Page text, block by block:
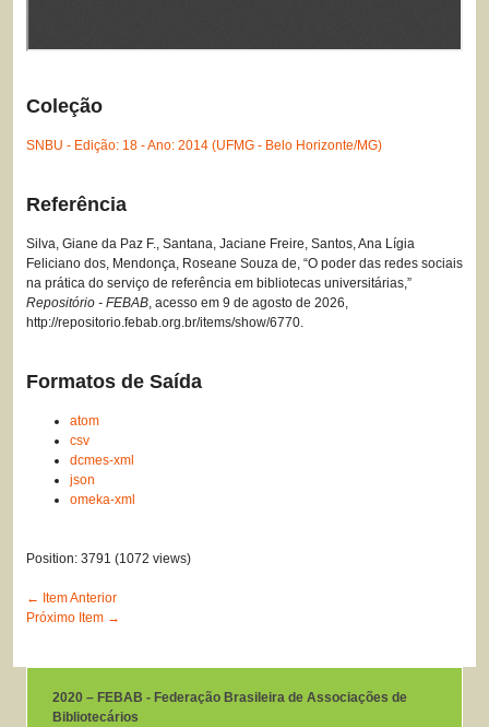
Coleção
SNBU - Edição: 18 - Ano: 2014 (UFMG - Belo Horizonte/MG)
Referência
Silva, Giane da Paz F., Santana, Jaciane Freire, Santos, Ana Lígia
Feliciano dos, Mendonça, Roseane Souza de, “O poder das redes sociais
na prática do serviço de referência em bibliotecas universitárias,”
Repositório - FEBAB, acesso em 9 de agosto de 2026,
http://repositorio.febab.org.br/items/show/6770.
Formatos de Saída
atom
csv
dcmes-xml
json
omeka-xml
Position: 3791 (1072 views)
← Item Anterior
Próximo Item →
2020 – FEBAB - Federação Brasileira de Associações de
Bibliotecários